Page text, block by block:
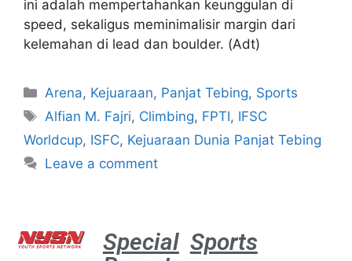
ini adalah mempertahankan keunggulan di
speed, sekaligus meminimalisir margin dari
kelemahan di lead dan boulder. (Adt)
Arena, Kejuaraan, Panjat Tebing, Sports
Alfian M. Fajri, Climbing, FPTI, IFSC
Worldcup, ISFC, Kejuaraan Dunia Panjat Tebing
Leave a comment
Special Sports